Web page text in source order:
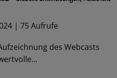
| 75 Aufrufe
des Webcasts